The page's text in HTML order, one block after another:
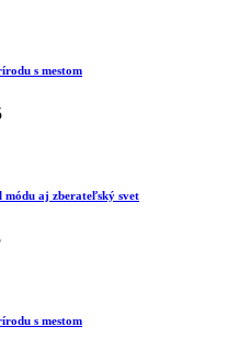
s mestom
aj zberateľský svet
s mestom